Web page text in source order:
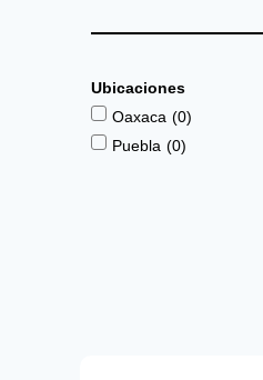
Ubicaciones
Oaxaca (0)
Puebla (0)